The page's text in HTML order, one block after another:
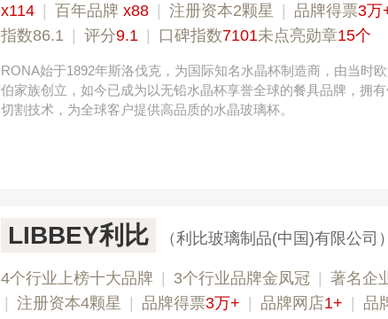
x114
百年品牌 x88 注册资本2颗星 品牌得票3万
指数86.1
评分9.1 口碑指数7101未点亮勋章15个
RONA始于1892年斯洛伐克，为国际知名水晶杯制造商，由当时
伯家族创立，如今已成为以无铅水晶杯享誉全球的餐具品牌，拥
切割技术，为全球客户提供高品质的水晶玻璃杯。
LIBBEY利比 （利比玻璃制品(中国)有限公司）
4个行业上榜十大品牌 3个行业品牌金凤冠 著名企
注册资本4颗星 品牌得票3万+ 品牌网店1+ 品